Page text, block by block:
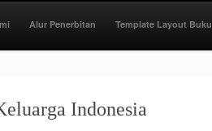
Alur Penerbitan Template Layout Buku
Indonesia